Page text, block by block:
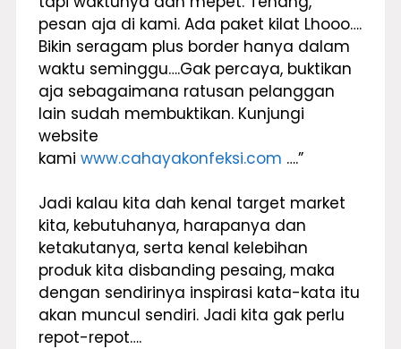
pesan aja di kami. Ada paket kilat Lhooo….
Bikin seragam plus border hanya dalam
waktu seminggu….Gak percaya, buktikan
aja sebagaimana ratusan pelanggan
lain sudah membuktikan. Kunjungi
website
kami www.cahayakonfeksi.com ….”
Jadi kalau kita dah kenal target market
kita, kebutuhanya, harapanya dan
ketakutanya, serta kenal kelebihan
produk kita disbanding pesaing, maka
dengan sendirinya inspirasi kata-kata itu
akan muncul sendiri. Jadi kita gak perlu
repot-repot….